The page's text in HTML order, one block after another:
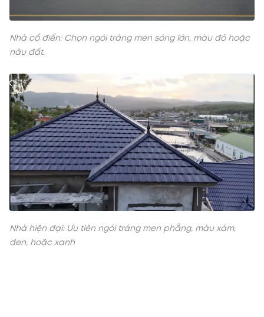
Nhà cổ điển: Chọn ngói tráng men sóng lớn, màu đỏ hoặc
nâu đất.
Nhà hiện đại: Ưu tiên ngói tráng men phẳng, màu xám,
đen, hoặc xanh